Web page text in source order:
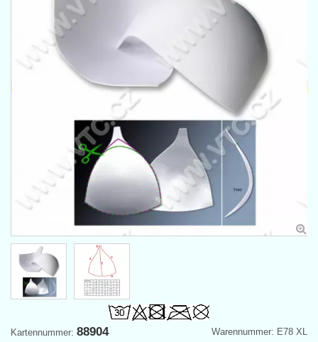
Warennummer: E78 XL
Kartennummer: 88904